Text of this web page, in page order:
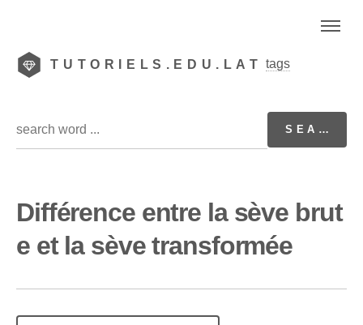
TUTORIELS.EDU.LAT tags
Différence entre la sève brut
e et la sève transformée